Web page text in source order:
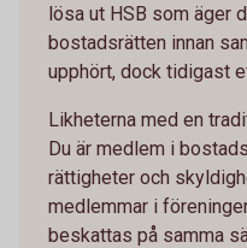
lösa ut HSB som äger
bostadsrätten innan
upphört, dock tidigast
Likheterna med en
Du är medlem i
rättigheter och
medlemmar i
beskattas på samma